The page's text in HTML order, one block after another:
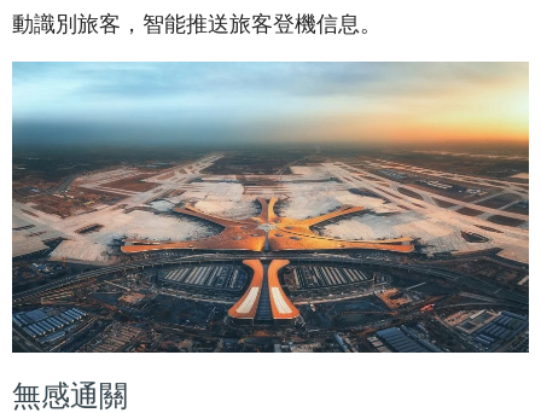
動識別旅客，智能推送旅客登機信息。
無感通關